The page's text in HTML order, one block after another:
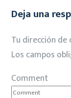
Deja una
Tu dirección
Los campos
Comment